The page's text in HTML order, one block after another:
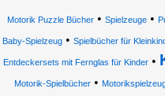
Motorik Puzzle Bücher • Spielzeuge •
Baby-Spielzeug• Spielbücher für
Entdeckersets mit Fernglas für Kinder •
Motorik-Spielbücher •